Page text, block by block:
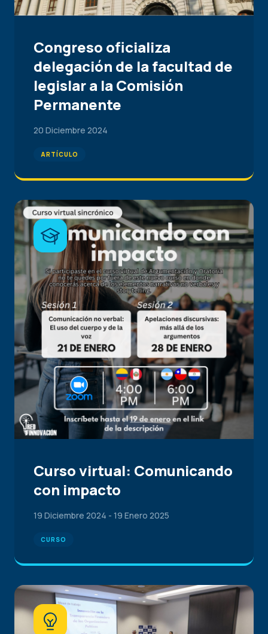
Congreso oficializa
delegación de la facultad de
legislar a la Comisión
Permanente
20 Diciembre 2024
ARTÍCULO
Curso virtual: Comunicando
con impacto
19 Diciembre 2024 - 19 Enero 2025
CURSO